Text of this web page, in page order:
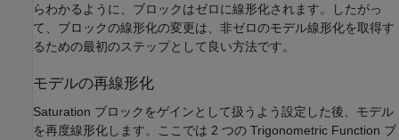
らわかるように、ブロックはゼロに線形化されます。したがっ
て、ブロックの線形化の変更は、非ゼロのモデル線形化を取得す
るための最初のステップとして良い方法です。
モデルの再線形化
Saturation ブロックをゲインとして扱うよう設定した後、モデル
を再度線形化します。ここでは 2 つの Trigonometric Function ブ